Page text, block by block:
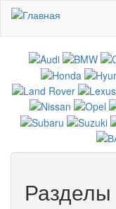
Перейти к основному
Разделы